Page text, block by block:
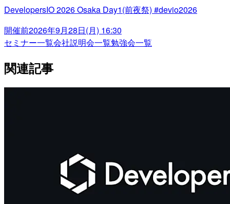
DevelopersIO 2026 Osaka Day1(前夜祭) #devio2026
開催前2026年9月28日(月) 16:30
セミナー一覧会社説明会一覧勉強会一覧
関連記事